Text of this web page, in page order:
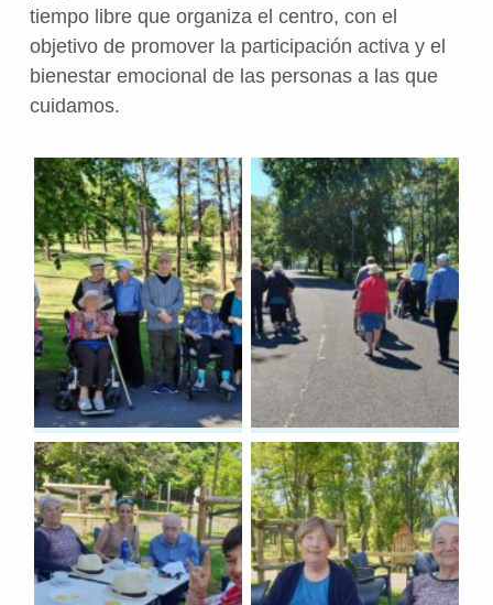
tiempo libre que organiza el centro, con el
objetivo de promover la participación activa y el
bienestar emocional de las personas a las que
cuidamos.